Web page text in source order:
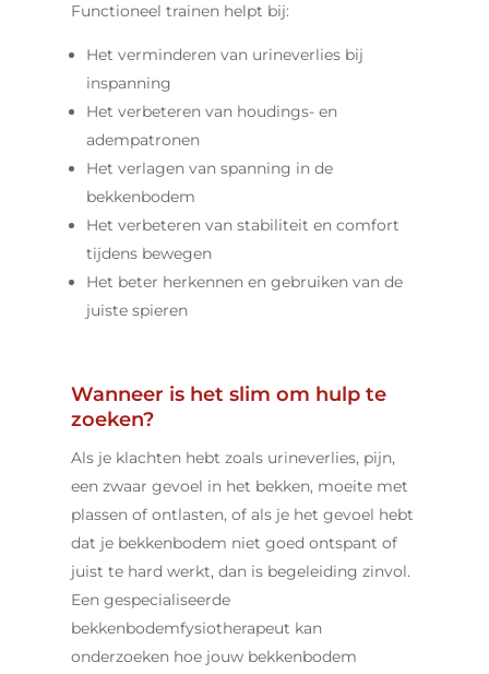
Functioneel trainen helpt bij:
Het verminderen van urineverlies bij
inspanning
Het verbeteren van houdings- en
adempatronen
Het verlagen van spanning in de
bekkenbodem
Het verbeteren van stabiliteit en comfort
tijdens bewegen
Het beter herkennen en gebruiken van de
juiste spieren
Wanneer is het slim om hulp te
zoeken?
Als je klachten hebt zoals urineverlies, pijn,
een zwaar gevoel in het bekken, moeite met
plassen of ontlasten, of als je het gevoel hebt
dat je bekkenbodem niet goed ontspant of
juist te hard werkt, dan is begeleiding zinvol.
Een gespecialiseerde
bekkenbodemfysiotherapeut kan
onderzoeken hoe jouw bekkenbodem